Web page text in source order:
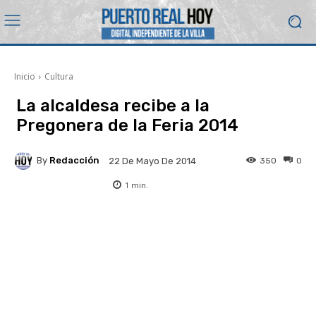
Inicio Cultura
La alcaldesa recibe a la
Pregonera de la Feria 2014
By Redacción 22 De Mayo De 2014 0
350
1 min.